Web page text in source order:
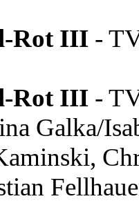
Rot III -
Rot III -
Galka/